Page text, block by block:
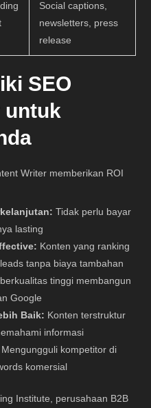
Social captions,
newsletters, press
release
SEO
untuk
Writer memberikan ROI
Tidak perlu bayar
lasting
Konten yang ranking
tanpa biaya tambahan
tinggi membangun
Google
Baik: Konten terstruktur
informasi
Mengungguli kompetitor di
komersial
Institute, perusahaan B2B